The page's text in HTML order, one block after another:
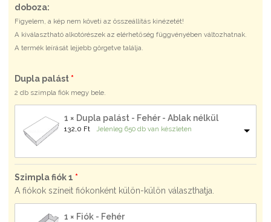
doboza:
Figyelem, a kép nem követi az összeállítás kinézetét!
A kiválasztható alkotórészek az elérhetőség függvényében változhatnak.
A termék leírását lejjebb görgetve találja.
Dupla palást
2 db szimpla fiók megy bele.
1 × Dupla palást - Fehér - Ablak nélkül
132,0 Ft Jelenleg 650 db van készleten
Szimpla fiók 1
A fiókok színeit fiókonként külön-külön választhatja.
1 × Fiók - Fehér